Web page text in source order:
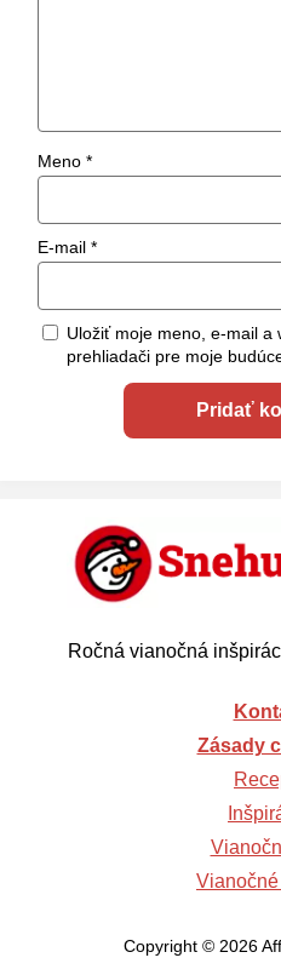
Meno *
E-mail *
Uložiť moje meno, e-mail a
prehliadači pre moje
Ročná vianočná
Zásady
Copyright © 2026